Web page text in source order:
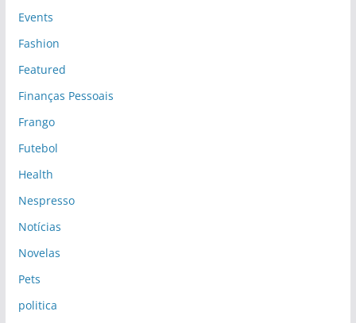
Events
Fashion
Featured
Finanças Pessoais
Frango
Futebol
Health
Nespresso
Notícias
Novelas
Pets
politica